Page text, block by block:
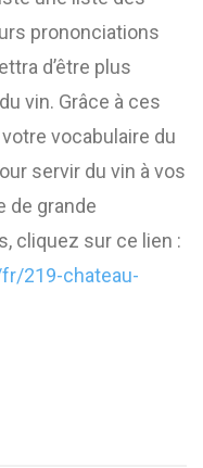
prononciations
d’être plus
vin. Grâce à ces
vocabulaire du
servir du vin à vos
de grande
cliquez sur ce lien :
219-chateau-